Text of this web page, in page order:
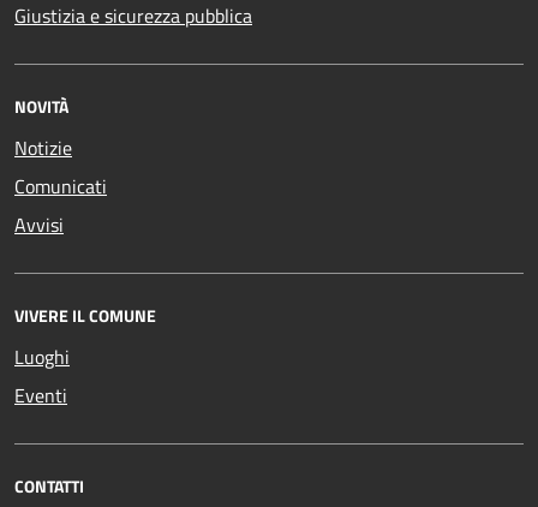
Giustizia e sicurezza pubblica
NOVITÀ
Notizie
Comunicati
Avvisi
VIVERE IL COMUNE
Luoghi
Eventi
CONTATTI